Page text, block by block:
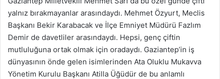
yalnız bırakmayanlar arasındaydı. Mehmet Özyurt, Meclis
Başkanı Bekir Karabacak ve İlçe Emniyet Müdürü Fazlım
Demir de davetliler arasındaydı. Hepsi, genç çiftin
mutluluğuna ortak olmak için oradaydı. Gaziantep’in iş
dünyasının önde gelen isimlerinden Ata Oluklu Mukavva
Yönetim Kurulu Başkanı Atilla Üğüdür de bu anlamlı